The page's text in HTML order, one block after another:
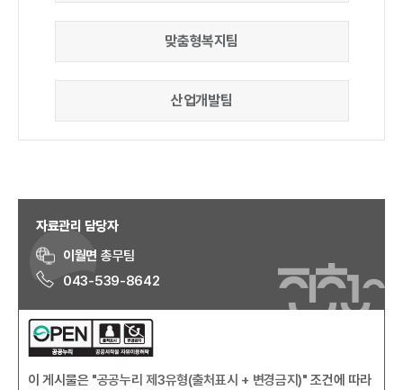
맞춤형복지팀
산업개발팀
자료관리 담당자
이월면 총무팀
043-539-8642
이 게시물은 "공공누리 제3유형(출처표시 + 변경금지)" 조건에 따라